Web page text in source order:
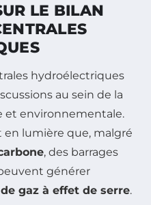
LE BILAN
hydroélectriques
au sein de la
environnementale.
lumière que, malgré
, des barrages
générer
gaz à effet de serre.